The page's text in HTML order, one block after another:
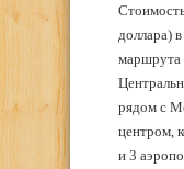
доллара)
маршрута
рядом с
центром,
и 3